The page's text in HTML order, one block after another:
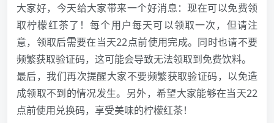
大家好，今天给大家带来一个好消息：现在可以免费领
取柠檬红茶了！每个用户每天可以领取一次，但请注
意，领取后需要在当天22点前使用完成。同时也请不要
频繁获取验证码，这可能会导致无法领取到免费饮料。
最后，我们再次提醒大家不要频繁获取验证码，以免造
成领取不到的情况发生。另外，希望大家能够在当天22
点前使用兑换码，享受美味的柠檬红茶！